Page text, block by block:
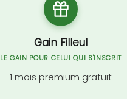
Gain Filleul
LE GAIN POUR CELUI QUI S'INSCRIT
1 mois premium gratuit